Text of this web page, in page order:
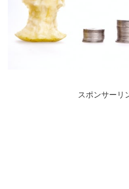
スポンサーリ